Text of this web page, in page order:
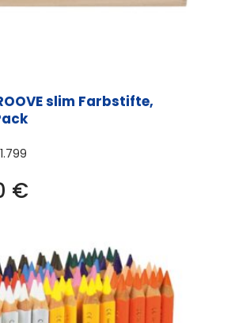
slim Farbstifte,
€